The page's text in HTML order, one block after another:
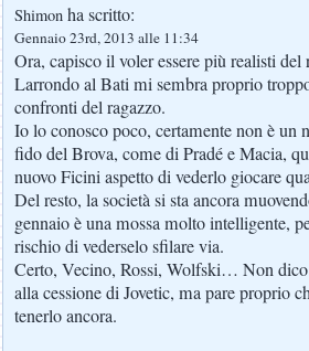
Shimon ha scritto:
Gennaio 23rd, 2013 alle 11:34
Ora, capisco il voler essere più realisti del
Larrondo al Bati mi sembra proprio
confronti del ragazzo.
Io lo conosco poco, certamente non è un
fido del Brova, come di Pradé e Macia,
nuovo Ficini aspetto di vederlo giocare
Del resto, la società si sta ancora
gennaio è una mossa molto intelligente,
rischio di vederselo sfilare via.
Certo, Vecino, Rossi, Wolfski… Non dico
alla cessione di Jovetic, ma pare proprio
tenerlo ancora.